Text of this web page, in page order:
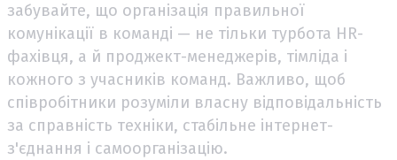
забувайте, що організація правильної
комунікації в команді — не тільки турбота HR-
фахівця, а й проджект-менеджерів, тімліда і
кожного з учасників команд. Важливо, щоб
співробітники розуміли власну відповідальність
за справність техніки, стабільне інтернет-
з'єднання і самоорганізацію.